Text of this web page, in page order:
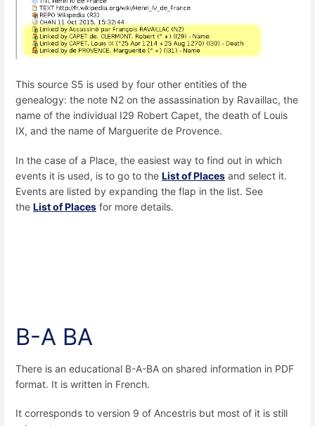
This source S5 is used by four other entities of the
genealogy: the note N2 on the assassination by Ravaillac, the
name of the individual I29 Robert Capet, the death of Louis
IX, and the name of Marguerite de Provence.
In the case of a Place, the easiest way to find out in which
events it is used, is to go to the List of Places and select it.
Events are listed by expanding the flap in the list. See
the List of Places for more details.
B-A BA
There is an educational B-A-BA on shared information in PDF
format. It is written in French.
It corresponds to version 9 of Ancestris but most of it is still